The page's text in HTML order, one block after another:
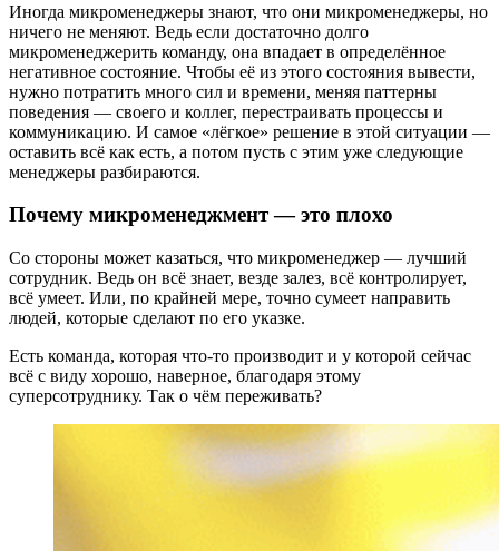
Иногда микроменеджеры знают, что они микроменеджеры, но
ничего не меняют. Ведь если достаточно долго
микроменеджерить команду, она впадает в определённое
негативное состояние. Чтобы её из этого состояния вывести,
нужно потратить много сил и времени, меняя паттерны
поведения — своего и коллег, перестраивать процессы и
коммуникацию. И самое «лёгкое» решение в этой ситуации —
оставить всё как есть, а потом пусть с этим уже следующие
менеджеры разбираются.
Почему микроменеджмент — это плохо
Со стороны может казаться, что микроменеджер — лучший
сотрудник. Ведь он всё знает, везде залез, всё контролирует,
всё умеет. Или, по крайней мере, точно сумеет направить
людей, которые сделают по его указке.
Есть команда, которая что-то производит и у которой сейчас
всё с виду хорошо, наверное, благодаря этому
суперсотруднику. Так о чём переживать?